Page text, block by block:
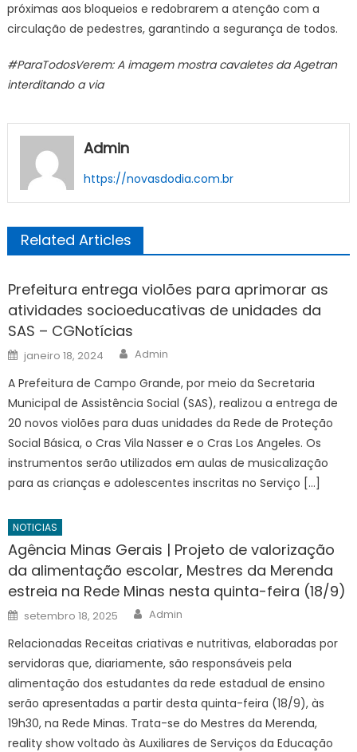
próximas aos bloqueios e redobrarem a atenção com a
circulação de pedestres, garantindo a segurança de todos.
#ParaTodosVerem: A imagem mostra cavaletes da Agetran
interditando a via
Admin
https://novasdodia.com.br
Related Articles
Prefeitura entrega violões para aprimorar as
atividades socioeducativas de unidades da
SAS – CGNotícias
Posted
on
janeiro 18, 2024 Author
Admin
A Prefeitura de Campo Grande, por meio da Secretaria
Municipal de Assistência Social (SAS), realizou a entrega de
20 novos violões para duas unidades da Rede de Proteção
Social Básica, o Cras Vila Nasser e o Cras Los Angeles. Os
instrumentos serão utilizados em aulas de musicalização
para as crianças e adolescentes inscritas no Serviço […]
NOTICIAS
Agência Minas Gerais | Projeto de valorização
da alimentação escolar, Mestres da Merenda
estreia na Rede Minas nesta quinta-feira (18/9)
Posted
on
setembro 18, 2025 Author
Admin
Relacionadas Receitas criativas e nutritivas, elaboradas por
servidoras que, diariamente, são responsáveis pela
alimentação dos estudantes da rede estadual de ensino
serão apresentadas a partir desta quinta-feira (18/9), às
19h30, na Rede Minas. Trata-se do Mestres da Merenda,
reality show voltado às Auxiliares de Serviços da Educação